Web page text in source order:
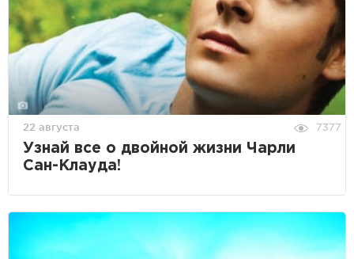
22 августа 7377
Узнай все о двойной жизни Чарли
Сан-Клауда!